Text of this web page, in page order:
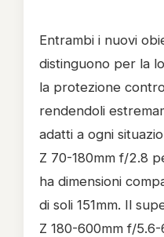
Entrambi i nuovi
distinguono per la
la protezione
rendendoli
adatti a ogni
Z 70-180mm f/2.8
ha dimensioni
di soli 151mm. Il
Z 180-600mm f/